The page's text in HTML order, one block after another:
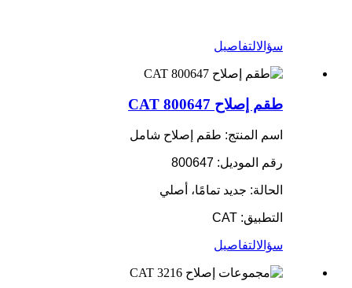
سؤالالتفاصيل
طقم إصلاح CAT 800647
اسم المنتج: طقم إصلاح شامل
رقم الموديل: 800647
الحالة: جديد تمامًا، أصلي
التطبيق: CAT
سؤالالتفاصيل